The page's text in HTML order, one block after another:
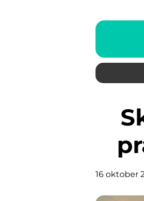
Skjutdörrar för badrum: En
16 oktober